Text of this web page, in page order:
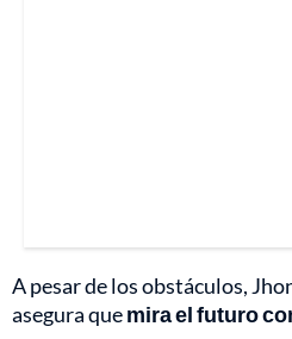
A pesar de los obstáculos,
asegura quemira el futuro